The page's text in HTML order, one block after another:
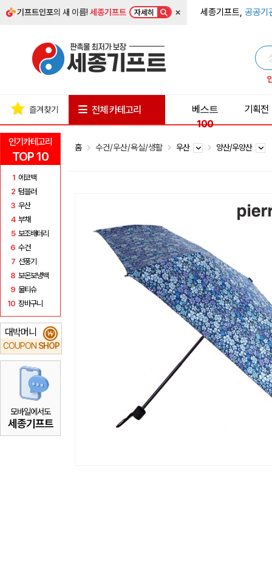
기프트인포의 새 이름!세종기프트 자세히 × 세종기프트, 공공기
인기카테고리
TOP 10
1 에코백
2 텀블러
3 우산
4 부채
5 보조배터리
6 수건
7 선풍기
8 보온보냉백
9 물티슈
10 장바구니
대박머니
COUPON SHOP
₩
모바일에서도
세종기프트
즐겨찾기 전체 카테고리
베스트
100
기획전
홈 수건/우산/욕실/생활 우산 양산/우양산